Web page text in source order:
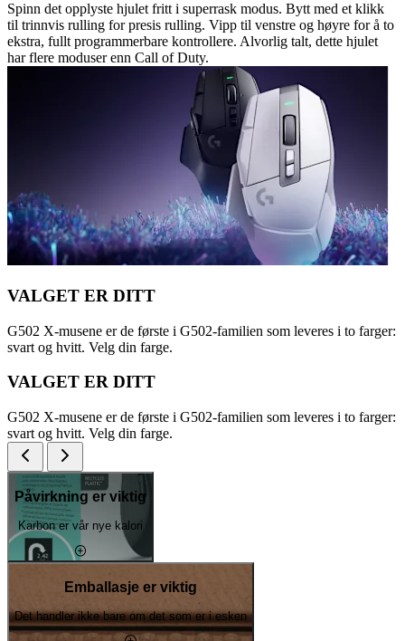
Spinn det opplyste hjulet fritt i superrask modus. Bytt med et klikk
til trinnvis rulling for presis rulling. Vipp til venstre og høyre for å to
ekstra, fullt programmerbare kontrollere. Alvorlig talt, dette hjulet
har flere moduser enn Call of Duty.
VALGET ER DITT
G502 X-musene er de første i G502-familien som leveres i to farger:
svart og hvitt. Velg din farge.
VALGET ER DITT
G502 X-musene er de første i G502-familien som leveres i to farger:
svart og hvitt. Velg din farge.
Påvirkning er viktig
Karbon er vår nye kalori
Emballasje er viktig
Det handler ikke bare om det som er i esken